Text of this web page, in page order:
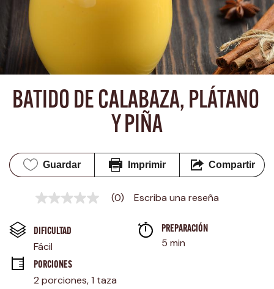
BATIDO DE CALABAZA, PLÁTANO
Y PIÑA
Guardar Imprimir Compartir
Sin
en
la
misma
página.
(0) Escriba una reseña
DIFICULTAD
Fácil
PREPARACIÓN
5 min
PORCIONES
2 porciones, 1 taza